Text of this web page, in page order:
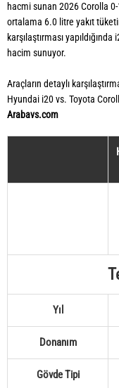
hacmi sunan 2026 Corolla
ortalama 6.0 litre yakıt
karşılaştırması
hacim sunuyor.
Araçların detaylı
Hyundai i20 vs. Toyota
Arabavs.com
Yıl
Donanım
Gövde Tipi